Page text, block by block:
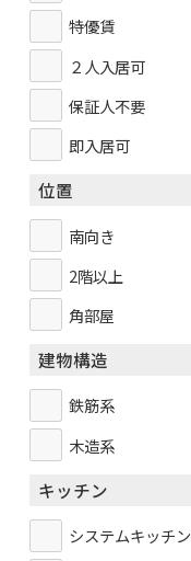
特優賃
２人入居可
保証人不要
即入居可
位置
南向き
2階以上
角部屋
建物構造
鉄筋系
木造系
キッチン
システムキッチン